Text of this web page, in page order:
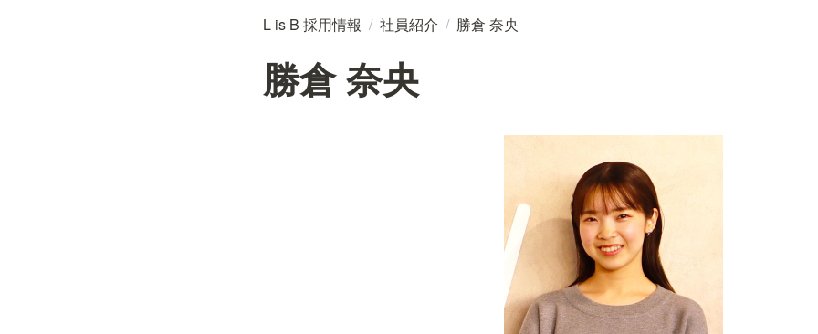
L is B 採用情報 / 社員紹介 / 勝倉 奈央
勝倉 奈央